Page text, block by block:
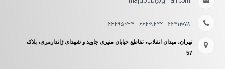
۶۶۴۱۲۰۷۸ - ۶۶۴۰۹۴۲۲ - ۶۶۴۹۵۰۳۴
تهران، میدان انقلاب، تقاطع خیابان منیری جاوید و شهدای ژاندارمری، پلاک
57